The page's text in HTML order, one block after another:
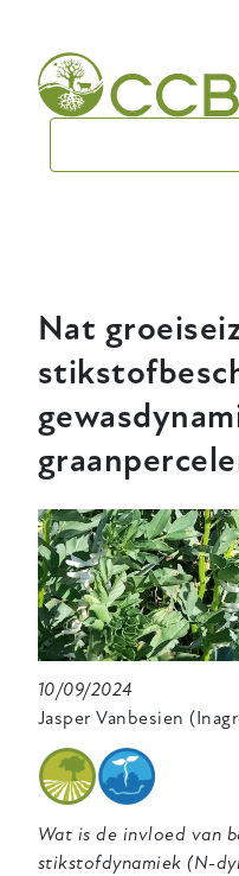
main
navigation
Nat
10/09/2024
Jasper Vanbesien
Wat is de invloed van
stikstofdynamiek (N-